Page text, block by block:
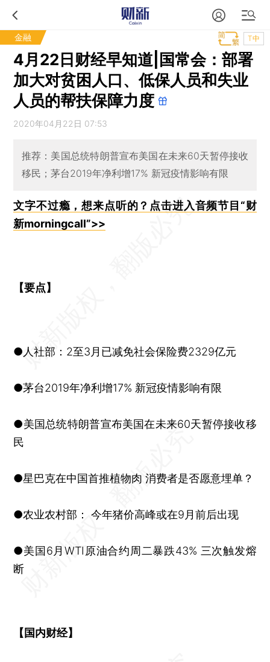
金融 T中
4月22日财经早知道|国常会：部署
加大对贫困人口、低保人员和失业
人员的帮扶保障力度
2020年04月22日 07:53
推荐：美国总统​特朗普宣布美国在未来60天暂停接收
移民；茅台2019年净利增17% 新冠疫情影响有限
文字不过瘾，想来点听的？点击进入音频节目“财
新morningcall”>>
【要点】
●人社部：2至3月已减免社会保险费2329亿元
●茅台2019年净利增17% 新冠疫情影响有限
●美国总统​特朗普宣布美国在未来60天暂停接收移
民
●星巴克在中国首推植物肉 消费者是否愿意埋单？
●农业农村部： 今年猪价高峰或在9月前后出现
●美国6月WTI原油合约周二暴跌43% 三次触发熔
断
【国内财经】